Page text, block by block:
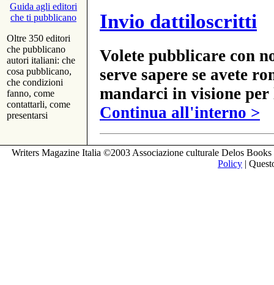
Guida agli editori
che ti pubblicano
Oltre 350 editori
che pubblicano
autori italiani: che
cosa pubblicano,
che condizioni
fanno, come
contattarli, come
presentarsi
Invio dattiloscritti
Volete pubblicare con
serve sapere se avete
mandarci in visione
Continua all'interno >
Writers Magazine Italia ©2003 Associazione culturale Delos
Policy |